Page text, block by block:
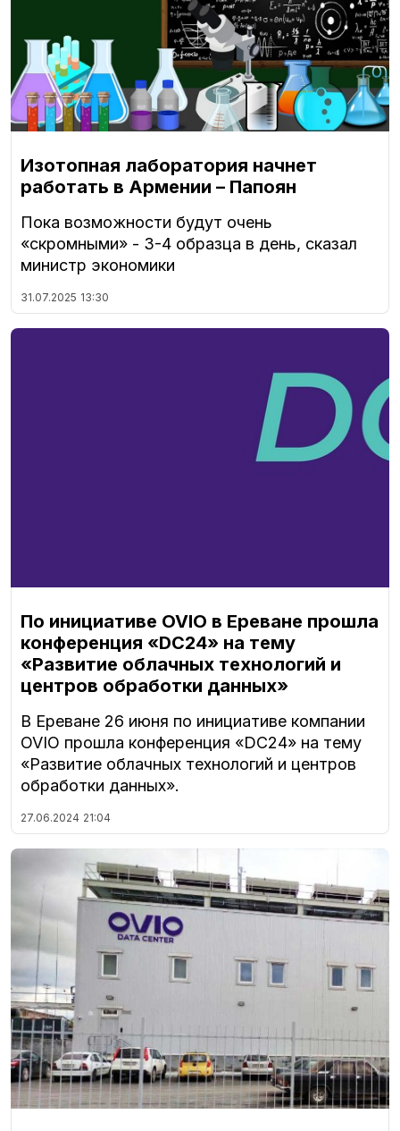
Изотопная лаборатория начнет
работать в Армении – Папоян
Пока возможности будут очень
«скромными» - 3-4 образца в день, сказал
министр экономики
31.07.2025 13:30
По инициативе OVIO в Ереване прошла
конференция «DC24» на тему
«Развитие облачных технологий и
центров обработки данных»
В Ереване 26 июня по инициативе компании
OVIO прошла конференция «DC24» на тему
«Развитие облачных технологий и центров
обработки данных».
27.06.2024 21:04